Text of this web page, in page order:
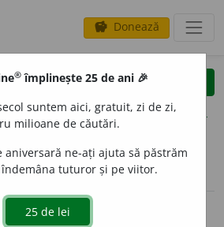
savings Donează
clear
opțiuni
® împlinește 25 de ani 🎉
suntem aici, gratuit, zi de zi,
milioane de căutări.
aniversară ne-ați ajuta să păstrăm
tuturor și pe viitor.